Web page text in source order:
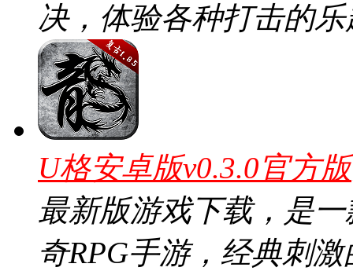
决，体验各种打击的
U格安卓版v0.3.0官方版
最新版游戏下载，是
奇RPG手游，经典刺